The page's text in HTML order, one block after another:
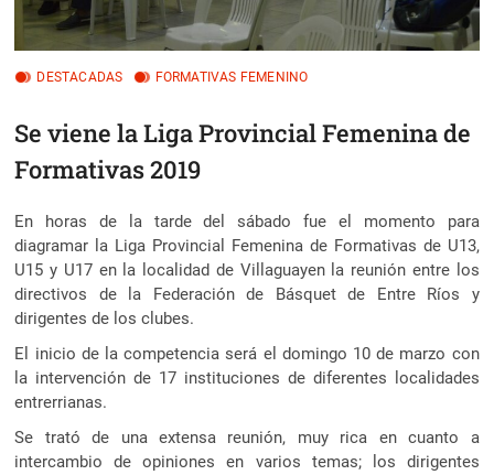
DESTACADAS FORMATIVAS FEMENINO
Se viene la Liga Provincial Femenina de
Formativas 2019
En horas de la tarde del sábado fue el momento para
diagramar la Liga Provincial Femenina de Formativas de U13,
U15 y U17 en la localidad de Villaguayen la reunión entre los
directivos de la Federación de Básquet de Entre Ríos y
dirigentes de los clubes.
El inicio de la competencia será el domingo 10 de marzo con
la intervención de 17 instituciones de diferentes localidades
entrerrianas.
Se trató de una extensa reunión, muy rica en cuanto a
intercambio de opiniones en varios temas; los dirigentes